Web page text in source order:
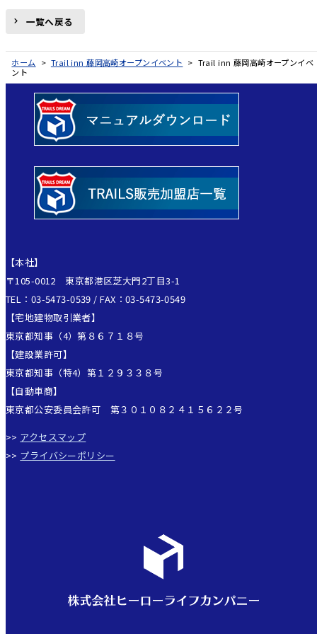
一覧へ戻る
ホーム > Trail inn 藤岡高崎オープンイベント > Trail inn 藤岡高崎オープンイベ
ント
【本社】
〒105-0012 東京都港区芝大門2丁目3-1
TEL：03-5473-0539 / FAX：03-5473-0549
【宅地建物取引業者】
東京都知事（4）第８６７１８号
【建設業許可】
東京都知事（特4）第１２９３３８号
【自動車商】
東京都公安委員会許可 第３０１０８２４１５６２２号
>> アクセスマップ
>> プライバシーポリシー